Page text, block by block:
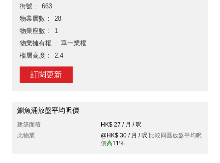
街號
663
物業層數
28
物業座數
1
物業擁有權
單一業權
樓層高度
2.4
訂閱更新
鰂魚涌放盤平均呎價
建築面積
HK$ 27 / 月 / 呎
此物業
@HK$ 30 / 月 / 呎 比較同區放盤平均呎
價高11%